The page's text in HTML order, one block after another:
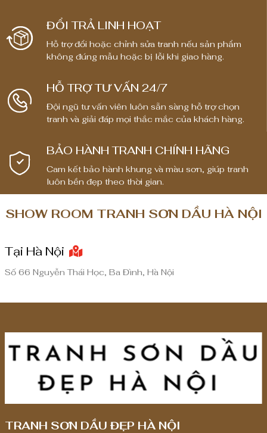
ĐỔI TRẢ LINH HOẠT
Hỗ trợ đổi hoặc chỉnh sửa tranh nếu sản phẩm
không đúng mẫu hoặc bị lỗi khi giao hàng.
HỖ TRỢ TƯ VẤN 24/7
Đội ngũ tư vấn viên luôn sẵn sàng hỗ trợ chọn
tranh và giải đáp mọi thắc mắc của khách hàng.
BẢO HÀNH TRANH CHÍNH HÃNG
Cam kết bảo hành khung và màu sơn, giúp tranh
luôn bền đẹp theo thời gian.
SHOW ROOM TRANH SƠN DẦU HÀ NỘI
Tại Hà Nội
Số 66 Nguyễn Thái Học, Ba Đình, Hà Nội
TRANH SƠN DẦU ĐẸP HÀ NỘI